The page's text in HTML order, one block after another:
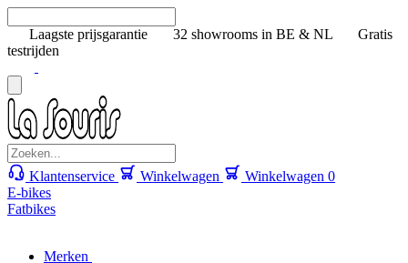
Laagste prijsgarantie 32 showrooms in BE & NL
Gratis
testrijden
Klantenservice Winkelwagen Winkelwagen 0
E-bikes
Fatbikes
Merken